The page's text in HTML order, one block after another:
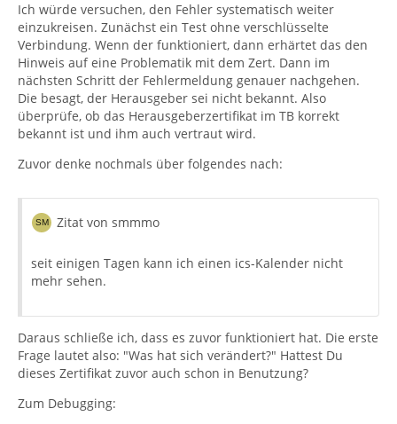
Ich würde versuchen, den Fehler systematisch weiter
einzukreisen. Zunächst ein Test ohne verschlüsselte
Verbindung. Wenn der funktioniert, dann erhärtet das den
Hinweis auf eine Problematik mit dem Zert. Dann im
nächsten Schritt der Fehlermeldung genauer nachgehen.
Die besagt, der Herausgeber sei nicht bekannt. Also
überprüfe, ob das Herausgeberzertifikat im TB korrekt
bekannt ist und ihm auch vertraut wird.
Zuvor denke nochmals über folgendes nach:
Zitat von smmmo
seit einigen Tagen kann ich einen ics-Kalender nicht
mehr sehen.
Daraus schließe ich, dass es zuvor funktioniert hat. Die erste
Frage lautet also: "Was hat sich verändert?" Hattest Du
dieses Zertifikat zuvor auch schon in Benutzung?
Zum Debugging: